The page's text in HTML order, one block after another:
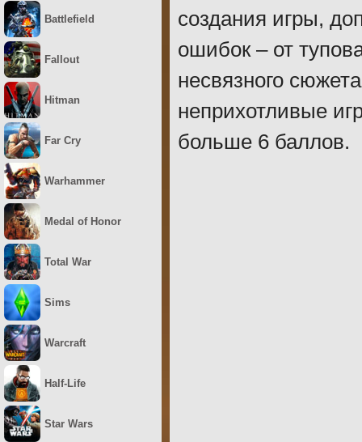
создания игры,
ошибок – от
несвязного
неприхотливые
больше 6 баллов.
Battlefield
Fallout
Hitman
Far Cry
Warhammer
Medal of Honor
Total War
Sims
Warcraft
Half-Life
Star Wars